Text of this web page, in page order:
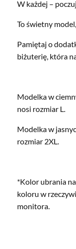
W każdej –
To świetny
Pamiętaj o
biżuterię, która
Modelka w
nosi rozmiar L.
Modelka w
rozmiar 2XL.
*Kolor ubrania
koloru w
monitora.